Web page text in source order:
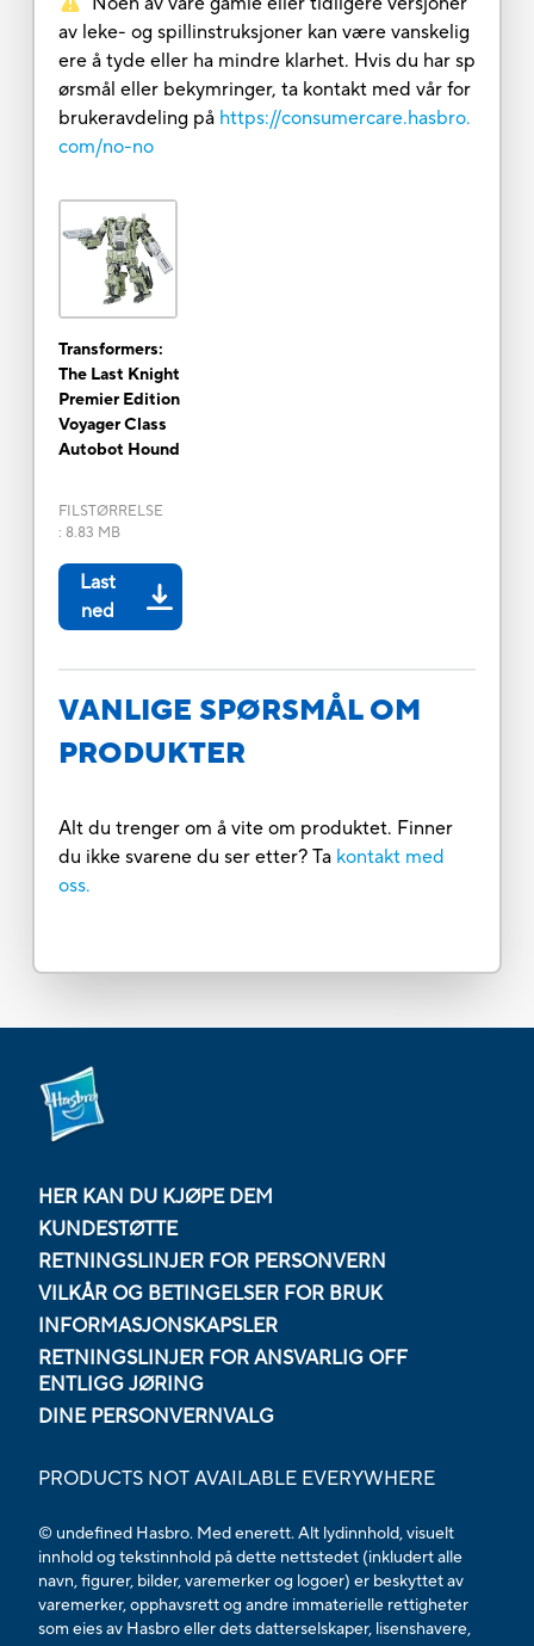
av leke- og spillinstruksjoner kan være vanskelig
ere å tyde eller ha mindre klarhet. Hvis du har sp
ørsmål eller bekymringer, ta kontakt med vår for
brukeravdeling på https://consumercare.hasbro.
com/no-no
Transformers:
The Last Knight
Premier Edition
Voyager Class
Autobot Hound
FILSTØRRELSE
: 8.83 MB
Last
ned
VANLIGE SPØRSMÅL OM
PRODUKTER
Alt du trenger om å vite om produktet. Finner
du ikke svarene du ser etter? Ta kontakt med
oss.
HER KAN DU KJØPE DEM
KUNDESTØTTE
RETNINGSLINJER FOR PERSONVERN
VILKÅR OG BETINGELSER FOR BRUK
INFORMASJONSKAPSLER
RETNINGSLINJER FOR ANSVARLIG OFF
ENTLIGG JØRING
DINE PERSONVERNVALG
PRODUCTS NOT AVAILABLE EVERYWHERE
© undefined Hasbro. Med enerett. Alt lydinnhold, visuelt
innhold og tekstinnhold på dette nettstedet (inkludert alle
navn, figurer, bilder, varemerker og logoer) er beskyttet av
varemerker, opphavsrett og andre immaterielle rettigheter
som eies av Hasbro eller dets datterselskaper, lisenshavere,